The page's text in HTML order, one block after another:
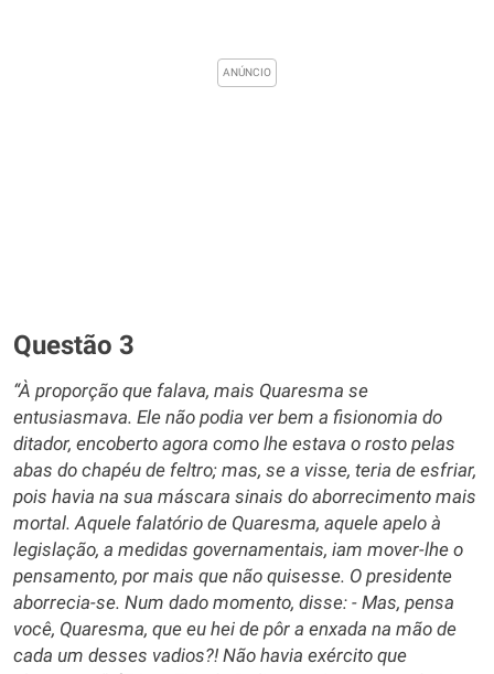
Questão 3
“À proporção que falava, mais Quaresma se
entusiasmava. Ele não podia ver bem a fisionomia do
ditador, encoberto agora como lhe estava o rosto pelas
abas do chapéu de feltro; mas, se a visse, teria de esfriar,
pois havia na sua máscara sinais do aborrecimento mais
mortal. Aquele falatório de Quaresma, aquele apelo à
legislação, a medidas governamentais, iam mover-lhe o
pensamento, por mais que não quisesse. O presidente
aborrecia-se. Num dado momento, disse: - Mas, pensa
você, Quaresma, que eu hei de pôr a enxada na mão de
cada um desses vadios?! Não havia exército que